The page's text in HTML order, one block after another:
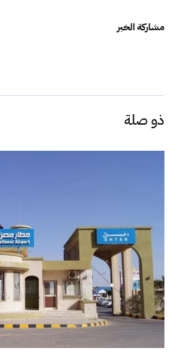
مشاركة الخبر
ذو صلة